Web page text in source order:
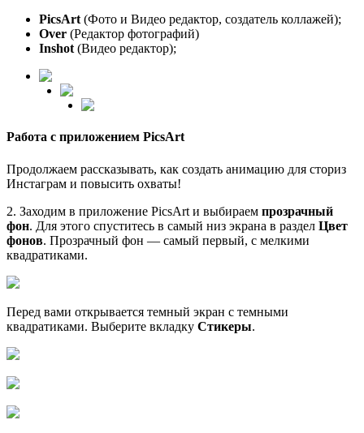
PicsArt (Фото и Видео редактор, создатель коллажей);
Over (Редактор фотографий)
Inshot (Видео редактор);
Работа с приложением PicsArt
Продолжаем рассказывать, как создать анимацию для сториз
Инстаграм и повысить охваты!
2. Заходим в приложение PicsArt и выбираем прозрачный
фон. Для этого спуститесь в самый низ экрана в раздел Цвет
фонов. Прозрачный фон — самый первый, с мелкими
квадратиками.
Перед вами открывается темный экран с темными
квадратиками. Выберите вкладку Стикеры.